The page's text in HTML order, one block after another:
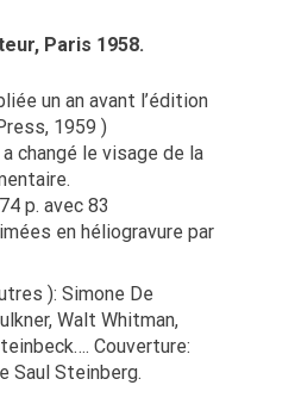
Paris 1958.
un an avant l’édition
1959 )
changé le visage de la
p. avec 83
en héliogravure par
): Simone De
Walt Whitman,
Couverture:
Saul Steinberg.